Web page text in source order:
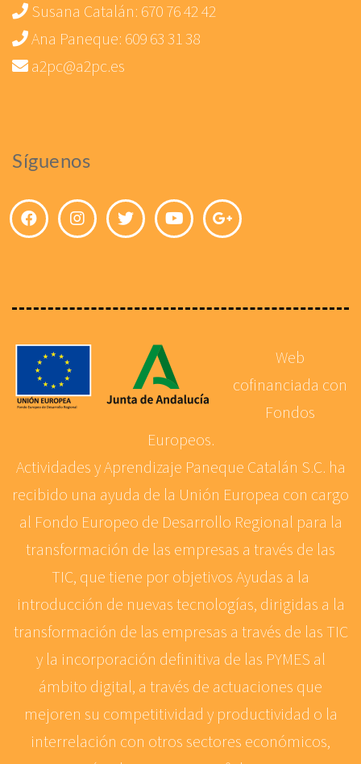
Susana Catalán: 670 76 42 42
Ana Paneque: 609 63 31 38
a2pc@a2pc.es
Síguenos
Web
cofinanciada con
Fondos
Europeos.
Actividades y Aprendizaje Paneque Catalán S.C. ha
recibido una ayuda de la Unión Europea con cargo
al Fondo Europeo de Desarrollo Regional para la
transformación de las empresas a través de las
TIC, que tiene por objetivos Ayudas a la
introducción de nuevas tecnologías, dirigidas a la
transformación de las empresas a través de las TIC
y la incorporación definitiva de las PYMES al
ámbito digital, a través de actuaciones que
mejoren su competitividad y productividad o la
interrelación con otros sectores económicos,